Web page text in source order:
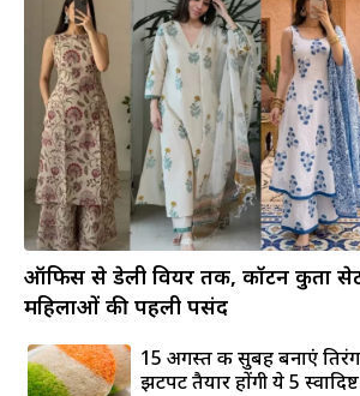
ऑफिस से डेली वियर तक, कॉटन कुर्ता
महिलाओं की पहली पसंद
15 अगस्त की सुबह बनाएं
झटपट तैयार होंगी ये 5